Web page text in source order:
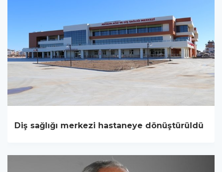
Diş sağlığı merkezi hastaneye dönüştürüldü